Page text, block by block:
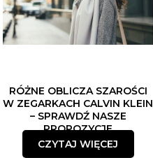
RÓŻNE OBLICZA SZAROŚCI
W ZEGARKACH CALVIN KLEIN
– SPRAWDŹ NASZE
PROPOZYCJE
CZYTAJ WIĘCEJ